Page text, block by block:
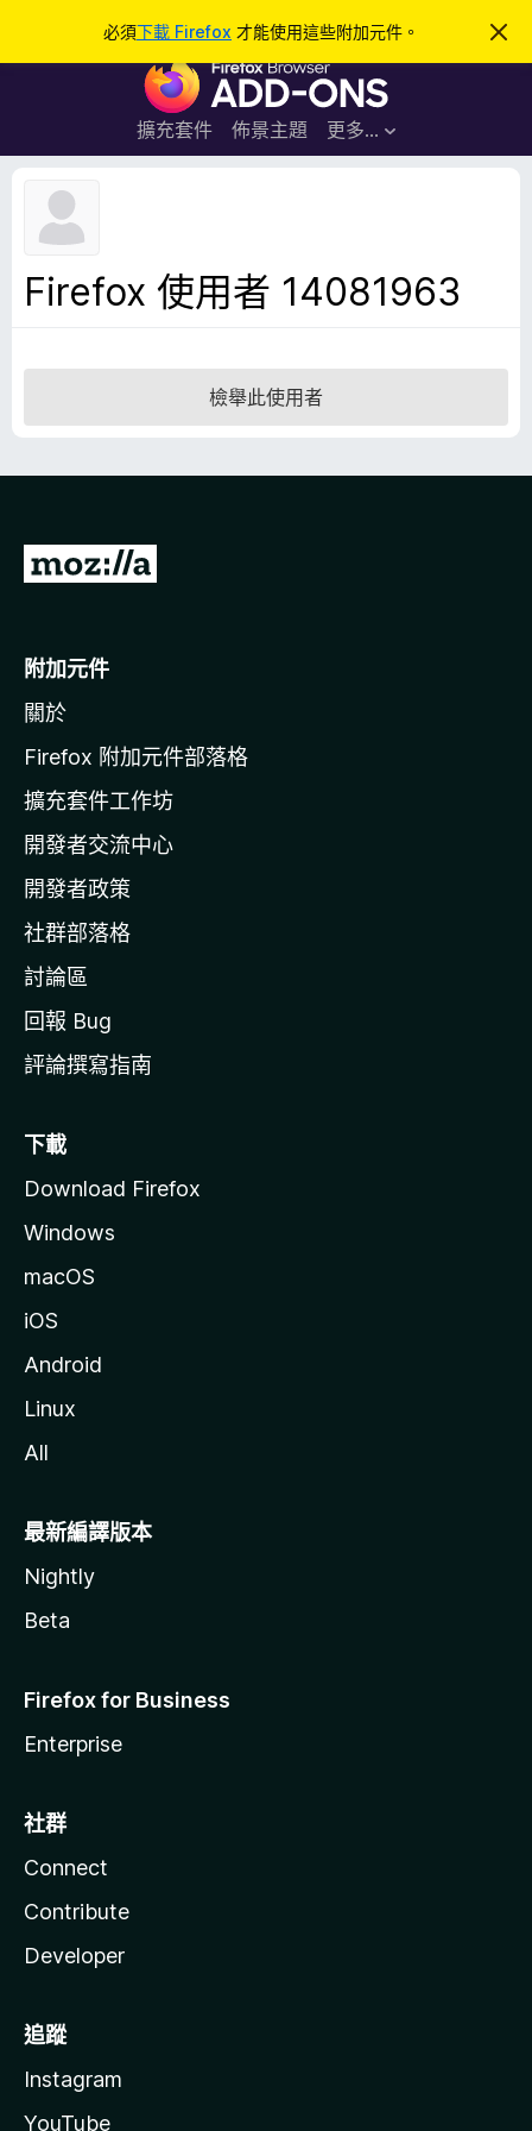
必須下載 Firefox 才能使用這些附加元件。
忽
此
F
r
e
瀏
加
元
擴充套件 佈景主題 更多…
登入
Firefox 使用者 14081963
檢舉此使用者
前
o
i
l
a
官
網
附加元件
關於
Firefox 附加元件部落格
擴充套件工作坊
開發者交流中心
開發者政策
社群部落格
討論區
回報 Bug
評論撰寫指南
下載
Download Firefox
Windows
macOS
iOS
Android
Linux
All
最新編譯版本
Nightly
Beta
Firefox for Business
Enterprise
社群
Connect
Contribute
Developer
追蹤
Instagram
YouTube